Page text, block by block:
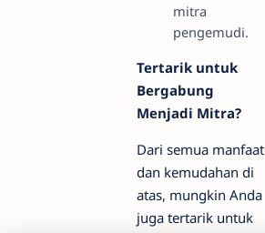
mitra
pengemudi.
Tertarik untuk
Bergabung
Menjadi Mitra?
Dari semua manfaat
dan kemudahan di
atas, mungkin Anda
juga tertarik untuk